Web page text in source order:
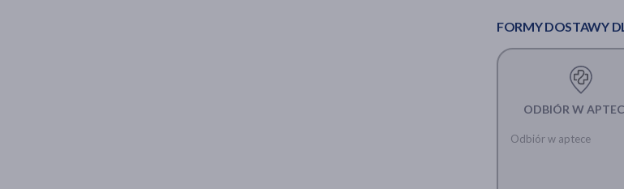
FORMY DOSTAWY
ODBIÓR W
Odbiór w aptece